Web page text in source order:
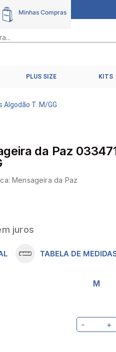
PLUS SIZE KITS
T. M/GG
da Paz
Mensageira da Paz
juros
TABELA DE
M
- +